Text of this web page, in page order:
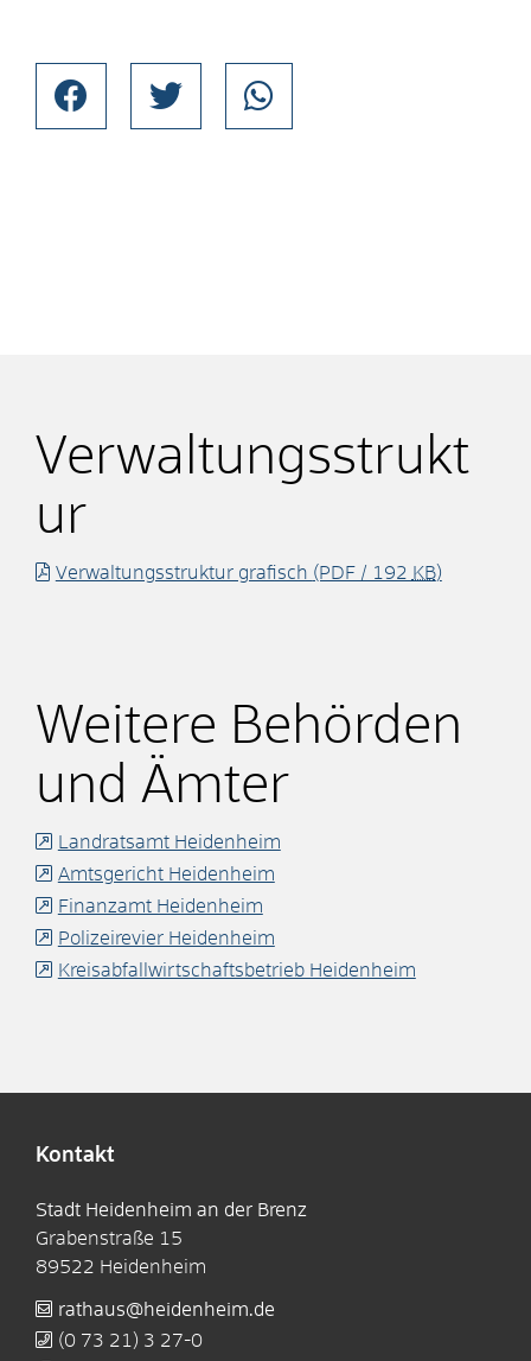
Verwaltungsstrukt
ur
Verwaltungsstruktur grafisch (PDF / 192 KB)
Weitere Behörden
und Ämter
Landratsamt Heidenheim
Amtsgericht Heidenheim
Finanzamt Heidenheim
Polizeirevier Heidenheim
Kreisabfallwirtschaftsbetrieb Heidenheim
Kontakt
Stadt Heidenheim an der Brenz
Grabenstraße 15
89522 Heidenheim
rathaus@heidenheim.de
(0 73 21) 3 27-0